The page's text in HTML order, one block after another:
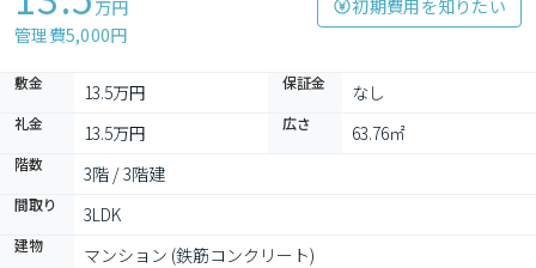
万円
管理費5,000円
初期費用を知りたい
敷金 13.5万円 保証金 なし
礼金 13.5万円 広さ 63.76㎡
階数 3階 / 3階建
間取り 3LDK
建物 マンション (鉄筋コンクリート)